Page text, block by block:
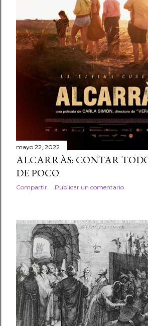
mayo 22, 2022
ALCARRÀS: CONTAR
DE POCO
Compartir Publicar un comentario